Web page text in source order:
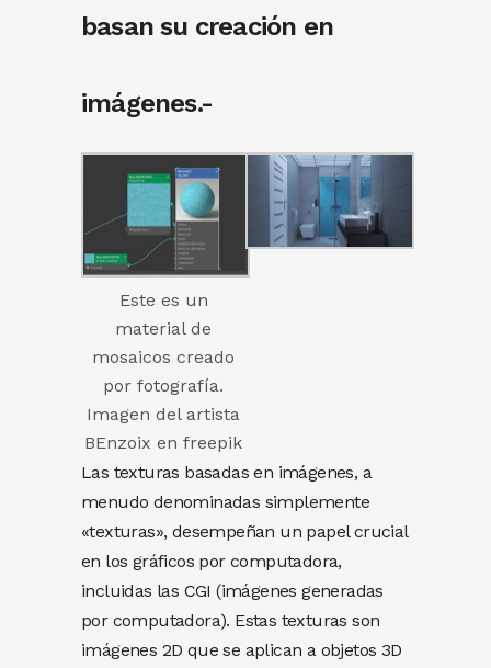
basan su creación en
imágenes.-
Este es un
material de
mosaicos creado
por fotografía.
Imagen del artista
BEnzoix en freepik
Las texturas basadas en imágenes, a
menudo denominadas simplemente
«texturas», desempeñan un papel crucial
en los gráficos por computadora,
incluidas las CGI (imágenes generadas
por computadora). Estas texturas son
imágenes 2D que se aplican a objetos 3D